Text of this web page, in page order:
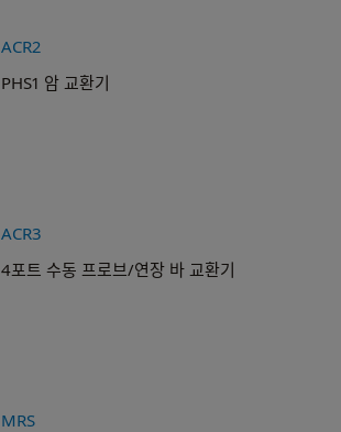
ACR2
PHS1 암 교환기
ACR3
4포트 수동 프로브/연장 바 교환기
MRS